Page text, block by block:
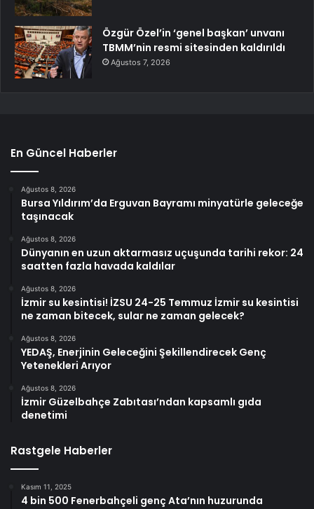
Özgür Özel’in ‘genel başkan’ unvanı
TBMM’nin resmi sitesinden kaldırıldı
Ağustos 7, 2026
En Güncel Haberler
Ağustos 8, 2026
Bursa Yıldırım’da Erguvan Bayramı minyatürle geleceğe
taşınacak
Ağustos 8, 2026
Dünyanın en uzun aktarmasız uçuşunda tarihi rekor: 24
saatten fazla havada kaldılar
Ağustos 8, 2026
İzmir su kesintisi! İZSU 24-25 Temmuz İzmir su kesintisi
ne zaman bitecek, sular ne zaman gelecek?
Ağustos 8, 2026
YEDAŞ, Enerjinin Geleceğini Şekillendirecek Genç
Yetenekleri Arıyor
Ağustos 8, 2026
İzmir Güzelbahçe Zabıtası’ndan kapsamlı gıda
denetimi
Rastgele Haberler
Kasım 11, 2025
4 bin 500 Fenerbahçeli genç Ata’nın huzurunda